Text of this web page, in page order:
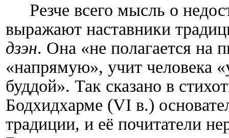
Резче всего мысль о
выражают наставники
дзэн. Она «не полагается на
«напрямую», учит человека
буддой». Так сказано в
Бодхидхарме (VI в.)
традиции, и её почитатели